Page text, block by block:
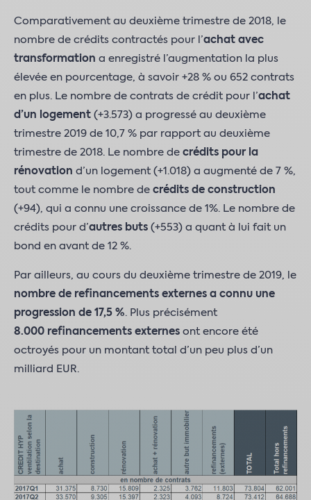
Comparativement au deuxième trimestre de 2018, le
nombre de crédits contractés pour l’achat avec
transformation a enregistré l’augmentation la plus
élevée en pourcentage, à savoir +28 % ou 652 contrats
en plus. Le nombre de contrats de crédit pour l’achat
d’un logement (+3.573) a progressé au deuxième
trimestre 2019 de 10,7 % par rapport au deuxième
trimestre de 2018. Le nombre de crédits pour la
rénovation d’un logement (+1.018) a augmenté de 7 %,
tout comme le nombre de crédits de construction
(+94), qui a connu une croissance de 1%. Le nombre de
crédits pour d’autres buts (+553) a quant à lui fait un
bond en avant de 12 %.
Par ailleurs, au cours du deuxième trimestre de 2019, le
nombre de refinancements externes a connu une
progression de 17,5 %. Plus précisément
8.000 refinancements externes ont encore été
octroyés pour un montant total d’un peu plus d’un
milliard EUR.